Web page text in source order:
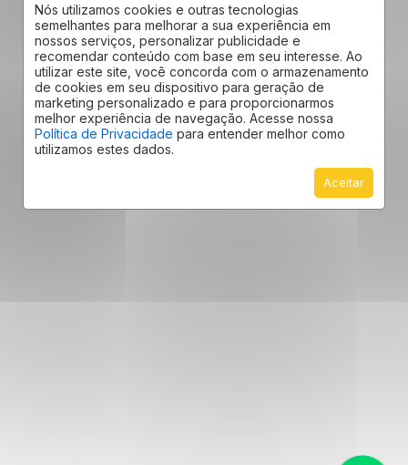
Nós utilizamos cookies e outras tecnologias
semelhantes para melhorar a sua experiência em
nossos serviços, personalizar publicidade e
recomendar conteúdo com base em seu interesse. Ao
utilizar este site, você concorda com o armazenamento
de cookies em seu dispositivo para geração de
marketing personalizado e para proporcionarmos
melhor experiência de navegação. Acesse nossa
Política de Privacidade para entender melhor como
utilizamos estes dados.
Aceitar
Eurico Negocios Imobiliários | CNPJ 26.857.343.0001-60. CRECI
29896-J © 2026
Política de privacidade| Termos de uso